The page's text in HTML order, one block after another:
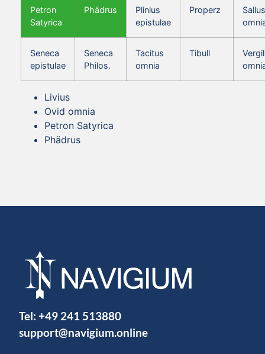
Petron
Satyrica
Phädrus
Plinius
epistulae
Properz
Seneca
epistulae
Seneca
Philos.
Tacitus
omnia
Tibull
Vergil
Livius
Ovid omnia
Petron Satyrica
Phädrus
Tel: +49 241 513880
support@navigium.online